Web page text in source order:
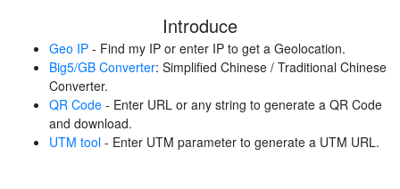
Introduce
Geo IP - Find my IP or enter IP to get a Geolocation.
Big5/GB Converter: Simplified Chinese / Traditional Chinese
Converter.
QR Code - Enter URL or any string to generate a QR Code
and download.
UTM tool - Enter UTM parameter to generate a UTM URL.